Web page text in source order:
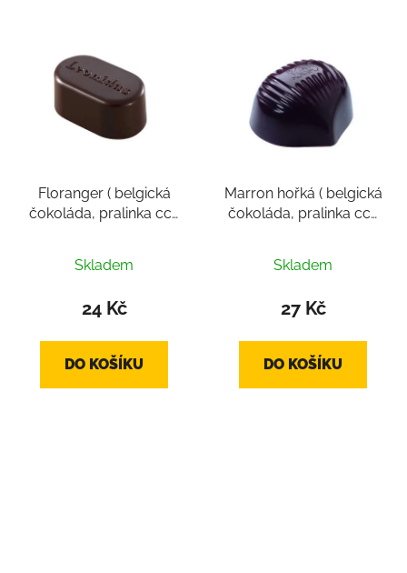
Floranger ( belgická
čokoláda, pralinka cca
hodnocení
produktu
z
Skladem
24 Kč
DO KOŠÍKU
Marron hořká ( belgická
čokoláda, pralinka cca
Skladem
27 Kč
DO KOŠÍKU